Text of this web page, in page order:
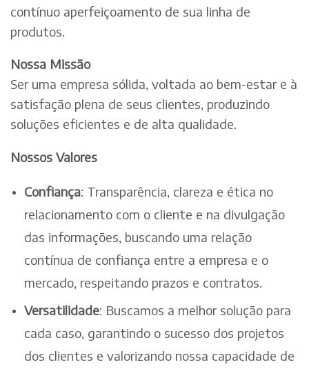
contínuo aperfeiçoamento de sua linha de
produtos.
Nossa Missão
Ser uma empresa sólida, voltada ao bem-estar e à
satisfação plena de seus clientes, produzindo
soluções eficientes e de alta qualidade.
Nossos Valores
Confiança: Transparência, clareza e ética no
relacionamento com o cliente e na divulgação
das informações, buscando uma relação
contínua de confiança entre a empresa e o
mercado, respeitando prazos e contratos.
Versatilidade: Buscamos a melhor solução para
cada caso, garantindo o sucesso dos projetos
dos clientes e valorizando nossa capacidade de